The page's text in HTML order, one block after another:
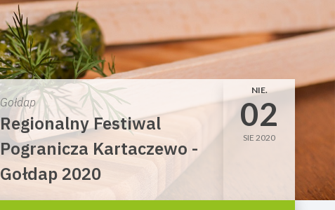
Gołdap
Regionalny Festiwal
Pogranicza Kartaczewo -
Gołdap 2020
NIE.
02
SIE 2020